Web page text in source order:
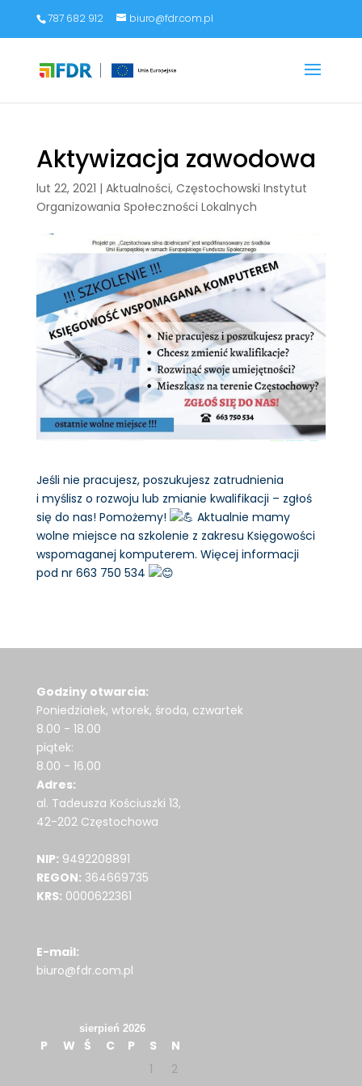
787 682 912 biuro@fdr.com.pl
Aktywizacja zawodowa
lut 22, 2021 | Aktualności, Częstochowski Instytut
Organizowania Społeczności Lokalnych
Jeśli nie pracujesz, poszukujesz zatrudnienia
i myślisz o rozwoju lub zmianie kwalifikacji – zgłoś
się do nas! Pomożemy!
Aktualnie mamy
wolne miejsce na szkolenie z zakresu Księgowości
wspomaganej komputerem. Więcej informacji
pod nr 663 750 534
Godziny otwarcia:
Poniedziałek, wtorek, środa, czwartek
8.00 - 18.00
piątek:
8.00 - 16.00
Adres:
al. Tadeusza Kościuszki 13,
42-202 Częstochowa
NIP: 9492208891
REGON: 364669735
KRS: 0000622361
E-mail:
biuro@fdr.com.pl
sierpień 2026
P W Ś C P S
N
1
2